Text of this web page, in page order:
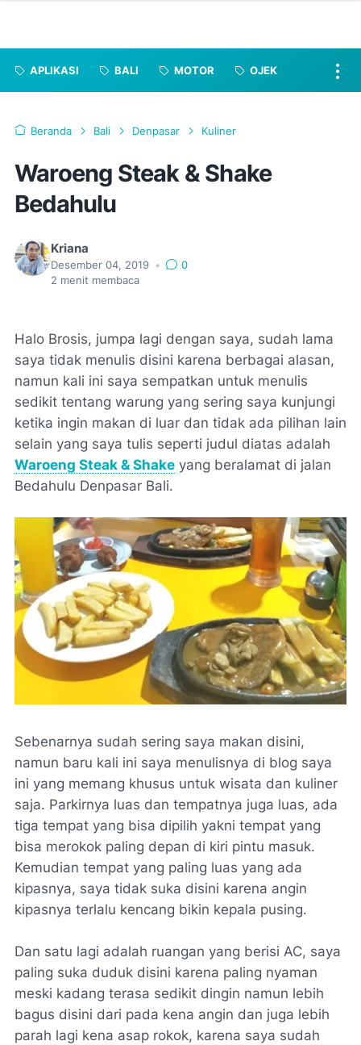
APLIKASI BALI MOTOR OJEK
Beranda Bali Denpasar Kuliner
Waroeng Steak & Shake
Bedahulu
Kriana
Desember 04, 2019 •
0
2 menit membaca
Halo Brosis, jumpa lagi dengan saya, sudah lama
saya tidak menulis disini karena berbagai alasan,
namun kali ini saya sempatkan untuk menulis
sedikit tentang warung yang sering saya kunjungi
ketika ingin makan di luar dan tidak ada pilihan lain
selain yang saya tulis seperti judul diatas adalah
Waroeng Steak & Shake yang beralamat di jalan
Bedahulu Denpasar Bali.
Sebenarnya sudah sering saya makan disini,
namun baru kali ini saya menulisnya di blog saya
ini yang memang khusus untuk wisata dan kuliner
saja. Parkirnya luas dan tempatnya juga luas, ada
tiga tempat yang bisa dipilih yakni tempat yang
bisa merokok paling depan di kiri pintu masuk.
Kemudian tempat yang paling luas yang ada
kipasnya, saya tidak suka disini karena angin
kipasnya terlalu kencang bikin kepala pusing.
Dan satu lagi adalah ruangan yang berisi AC, saya
paling suka duduk disini karena paling nyaman
meski kadang terasa sedikit dingin namun lebih
bagus disini dari pada kena angin dan juga lebih
parah lagi kena asap rokok, karena saya sudah